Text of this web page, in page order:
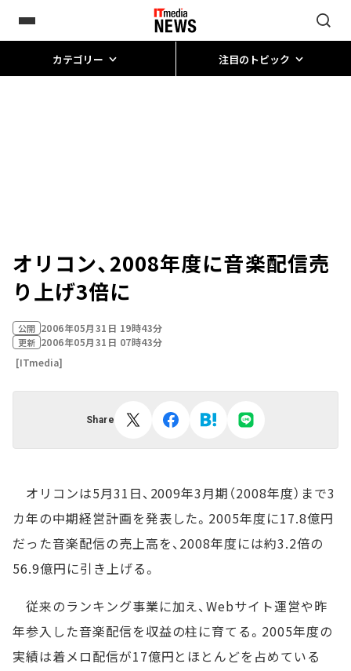
カテゴリー 注目のトピック
オリコン、2008年度に音楽配信売
り上げ3倍に
公開 2006年05月31日 19時43分
更新 2006年05月31日 07時43分
[ITmedia]
Share
オリコンは5月31日、2009年3月期（2008年度）まで3
カ年の中期経営計画を発表した。2005年度に17.8億円
だった音楽配信の売上高を、2008年度には約3.2倍の
56.9億円に引き上げる。
従来のランキング事業に加え、Webサイト運営や昨
年参入した音楽配信を収益の柱に育てる。2005年度の
実績は着メロ配信が17億円とほとんどを占めている